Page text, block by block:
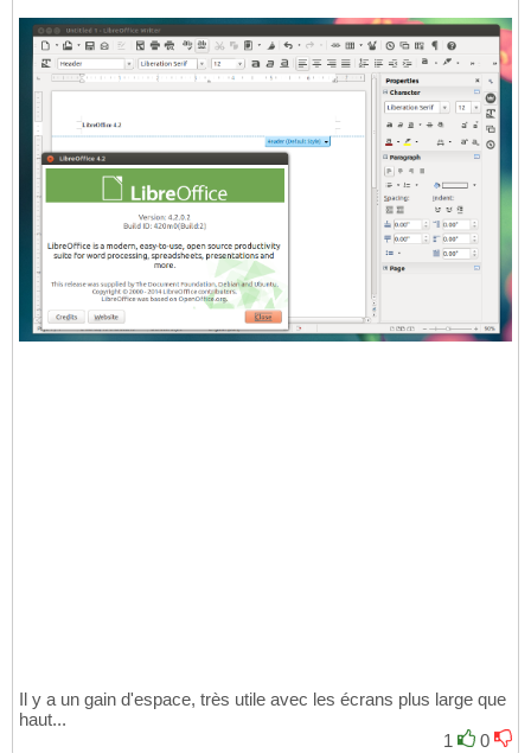
Il y a un gain d'espace, très utile avec les écrans plus large que
haut...
1
0